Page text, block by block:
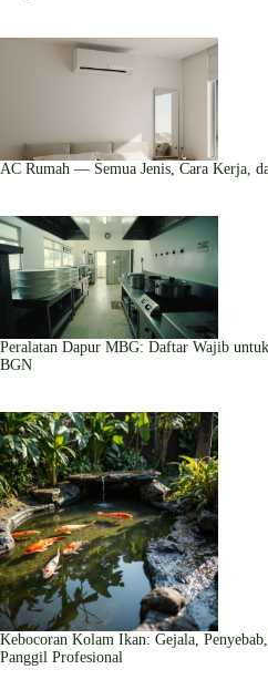
AC Rumah — Semua Jenis, Cara Kerja,
Peralatan Dapur MBG: Daftar Wajib
BGN
Kebocoran Kolam Ikan: Gejala,
Panggil Profesional